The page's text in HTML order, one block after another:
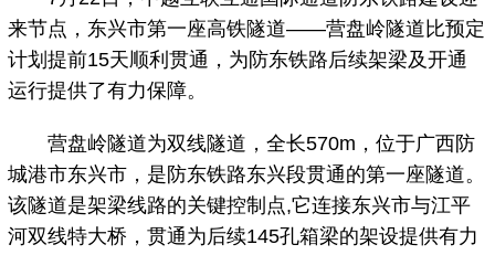
来节点，东兴市第一座高铁隧道——营盘岭隧道比预定
计划提前15天顺利贯通，为防东铁路后续架梁及开通
运行提供了有力保障。
营盘岭隧道为双线隧道，全长570m，位于广西防
城港市东兴市，是防东铁路东兴段贯通的第一座隧道。
该隧道是架梁线路的关键控制点,它连接东兴市与江平
河双线特大桥，贯通为后续145孔箱梁的架设提供有力